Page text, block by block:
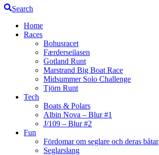
Search
Home
Races
Bohusracet
Færderseilasen
Gotland Runt
Marstrand Big Boat Race
Midsummer Solo Challenge
Tjörn Runt
Tech
Boats & Polars
Albin Nova – Blur #1
J/109 – Blur #2
Fun
Fördomar om seglare och deras båtar
Seglarslang